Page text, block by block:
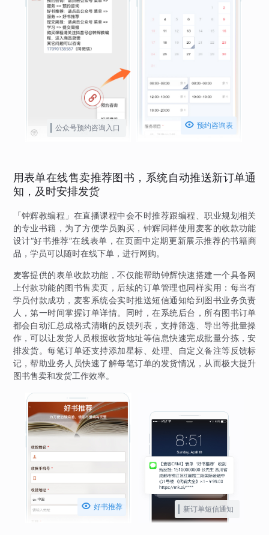
公众号预约咨询入口  预约咨询表
用表单在线售卖推荐图书，系统自动推送新订单通
知，及时安排发货
「钟辉教编程」在直播课程中会不时推荐跟编程、职业规划相关
的专业书籍，为了方便学员购买，钟辉同样使用麦客的收款功能
设计“好书推荐”在线表单，在页面中定期更新展示推荐的书籍商
品，学员可以随时在线下单，进行网购。
麦客提供的表单收款功能，不仅能帮助钟辉快速搭建一个具备网
上付款功能的图书售卖页，后续的订单管理也同样实用：每当有
学员付款成功，麦客系统会实时推送短信通知给到图书业务负责
人，第一时间掌握订单详情。同时，在系统后台，所有图书订单
都会自动汇总成格式清晰的反馈列表，支持筛选、导出等批量操
作，可以让发货人员根据收货地址等信息快速完成批量分拣，安
排发货。每笔订单还支持添加星标、处理、自定义备注等反馈标
记，帮助业务人员快速了解每笔订单的发货情况，从而极大提升
图书售卖和发货工作效率。
 好书推荐 新订单短信通知